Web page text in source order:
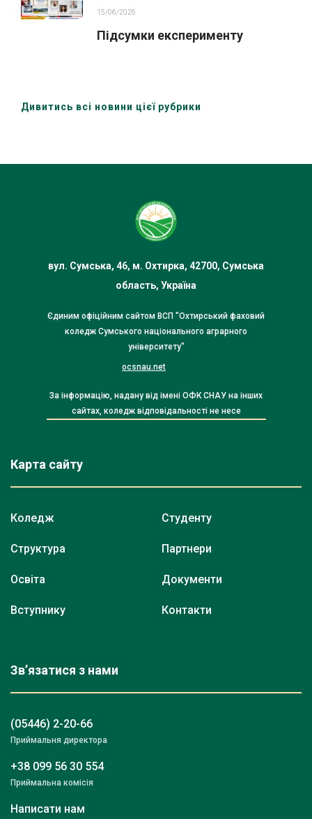
15/06/2026
Підсумки експерименту
Дивитись всі новини цієї рубрики
вул. Сумська, 46, м. Охтирка, 42700, Сумська
область, Україна
Єдиним офіційним сайтом ВСП "Охтирський фаховий
коледж Сумського національного аграрного
університету"
ocsnau.net
За інформацію, надану від імені ОФК СНАУ на інших
сайтах, коледж відповідальності не несе
Карта сайту
Коледж
Структура
Освіта
Вступнику
Студенту
Партнери
Документи
Контакти
Зв’язатися з нами
(05446) 2-20-66
Приймальня директора
+38 099 56 30 554
Приймальна комісія
Написати нам